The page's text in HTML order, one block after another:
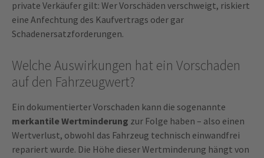
private Verkäufer gilt: Wer Vorschäden verschweigt, riskiert
eine Anfechtung des Kaufvertrags oder gar
Schadenersatzforderungen.
Welche Auswirkungen hat ein Vorschaden
auf den Fahrzeugwert?
Ein dokumentierter Vorschaden kann die sogenannte
merkantile Wertminderung zur Folge haben – also einen
Wertverlust, obwohl das Fahrzeug technisch einwandfrei
repariert wurde. Die Höhe dieser Wertminderung hängt von